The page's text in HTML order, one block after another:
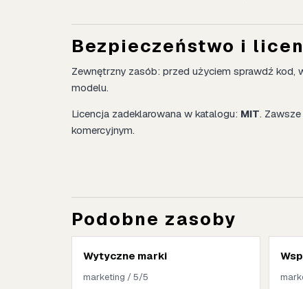
Bezpieczeństwo i
Zewnętrzny zasób: przed użyciem sprawdź kod,
modelu.
Licencja zadeklarowana w katalogu: MIT.
komercyjnym.
Podobne zasoby
Wytyczne marki
marketing / 5/5